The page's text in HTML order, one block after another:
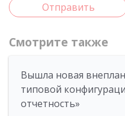
Отправить
Смотрите также
Вышла новая
типовой
отчетность»